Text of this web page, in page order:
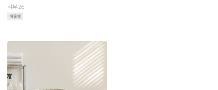
리뷰 26